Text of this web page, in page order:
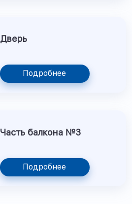
Дверь
Подробнее
Часть балкона №3
Подробнее